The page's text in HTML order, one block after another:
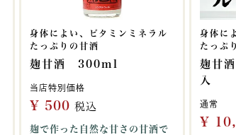
身体によい、ビタミンミネラル
たっぷりの甘酒
麹甘酒 300ml
当店特別価格
¥ 500 税込
麹で作った自然な甘さの甘酒で
身体に
たっぷ
麹甘
入
通常
¥